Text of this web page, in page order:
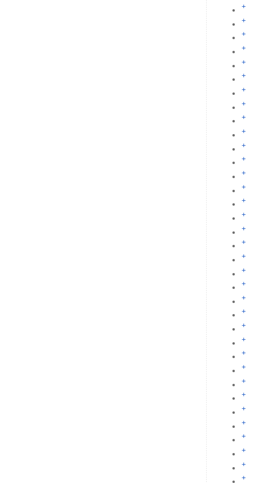
+
+
+
+
+
+
+
+
+
+
+
+
+
+
+
+
+
+
+
+
+
+
+
+
+
+
+
+
+
+
+
+
+
+
+